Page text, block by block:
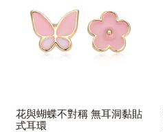
花與蝴蝶不對稱 無耳洞黏貼
式耳環